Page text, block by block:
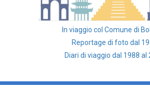
In viaggio col Comune di
Reportage di foto dal
Diari di viaggio dal 1988 al